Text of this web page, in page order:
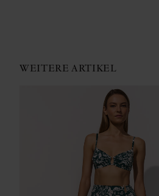
WEITERE ARTIKEL